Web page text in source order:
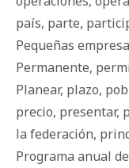
país, parte,
Pequeñas
Permanente,
Planear, plazo,
precio, presentar,
la federación,
Programa anual